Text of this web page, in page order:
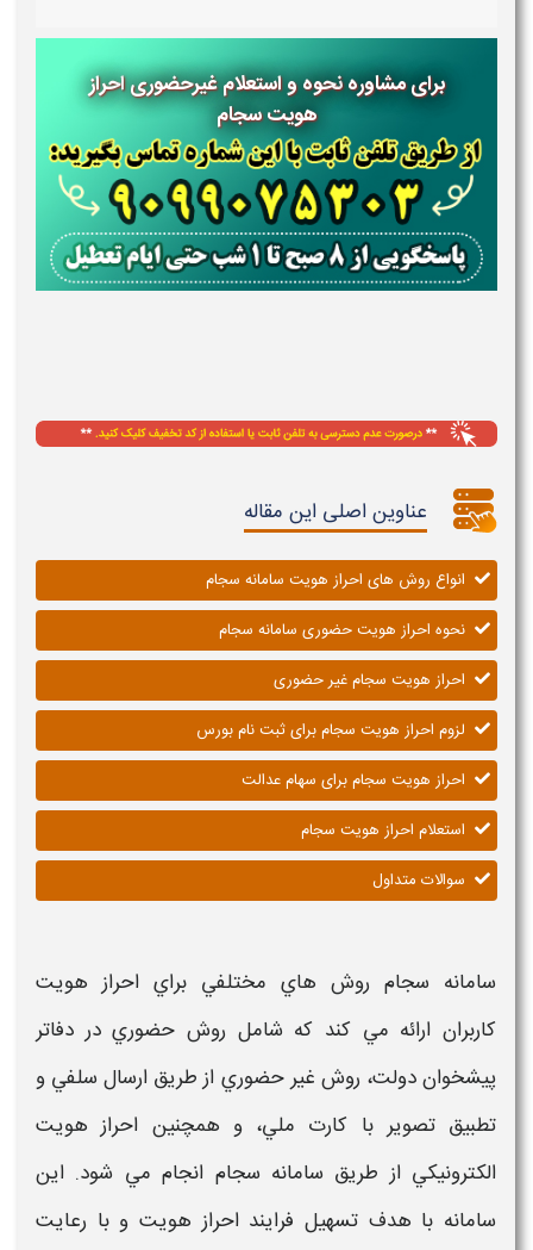
برای مشاورهنحوه و استعلام غیرحضوریاحراز
هویت سجام
عناوین اصلی این مقاله
انواع روش های احراز هویت سامانه سجام
نحوه احراز هویت حضوری سامانه سجام
احراز هویت سجام غیر حضوری
لزوم احراز هویت سجام برای ثبت نام بورس
احراز هویت سجام برای سهام عدالت
استعلام احراز هویت سجام
سوالات متداول
سامانه سجام روش هاي مختلفي براي احراز هويت
كاربران ارائه مي كند كه شامل روشحضوريدر دفاتر
پيشخوان دولت، روش غير حضوري از طريق ارسال سلفي و
تطبيق تصوير با كارت ملي، و همچنين احراز هويت
الكترونيكي از طريق سامانه سجام انجام مي شود. اين
سامانه با هدف تسهيل فراينداحراز هويت و با رعايت